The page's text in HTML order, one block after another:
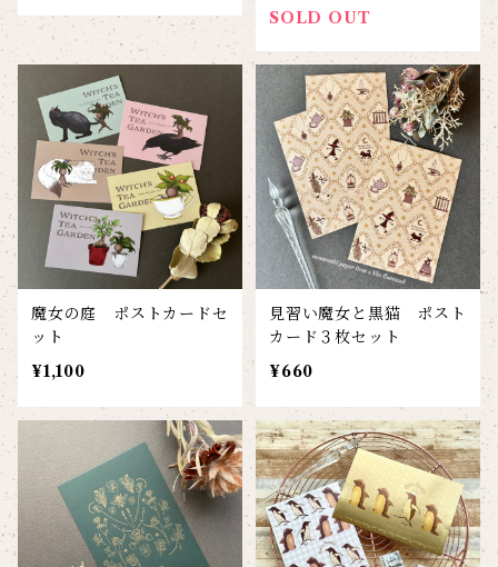
SOLD OUT
魔女の庭 ポストカードセ
ット
¥1,100
見習い魔女と黒猫 ポスト
カード３枚セット
¥660